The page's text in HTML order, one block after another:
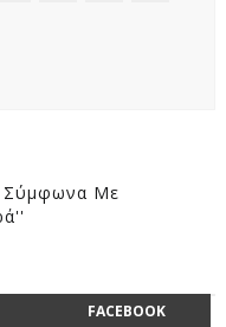
Σύμφωνα Με
FACEBOOK